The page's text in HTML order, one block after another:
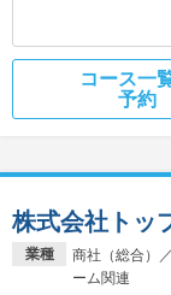
コース一
予約
業種
商社（総合）
ーム関連
株式会社トッ